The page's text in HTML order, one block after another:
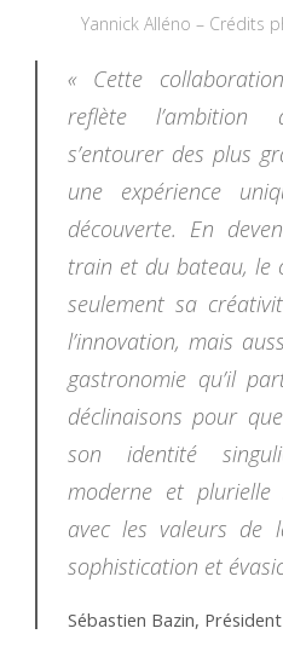
Yannick Alléno – Crédits
« Cette
reflète l’ambition
s’entourer des plus
une expérience
découverte. En
train et du bateau, le
seulement sa
l’innovation, mais
gastronomie qu’il
déclinaisons pour
son identité
moderne et
avec les valeurs de
sophistication et
Sébastien Bazin,